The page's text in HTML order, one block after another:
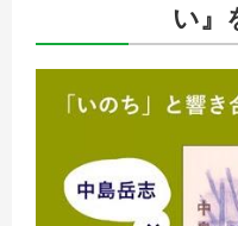
い』